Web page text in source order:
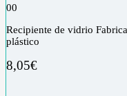
00
Recipiente de vidrio
plástico
8,05€